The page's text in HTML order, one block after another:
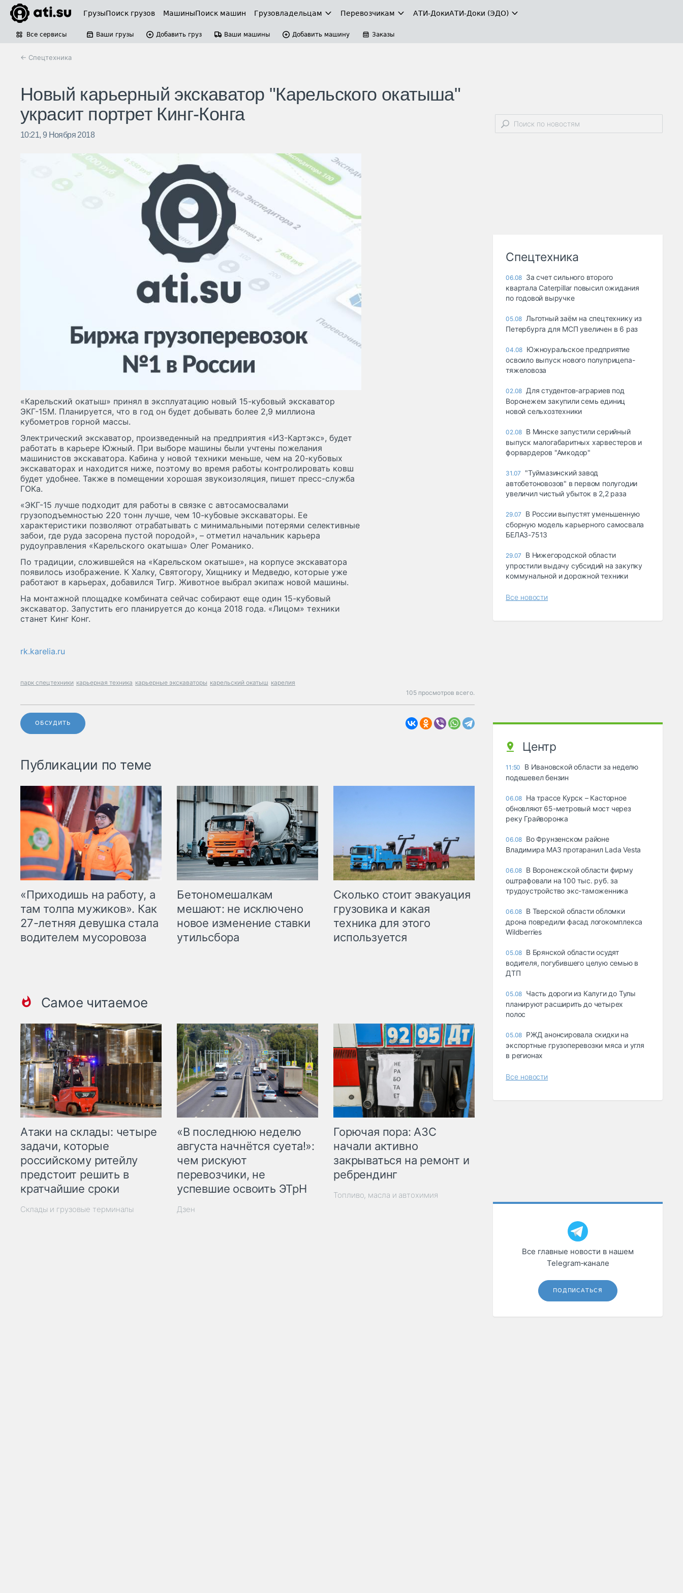
ГрузыПоиск грузов МашиныПоиск машин Грузовладельцам Перевозчикам АТИ-ДокиАТИ-Доки (ЭДО)
Все сервисы Ваши грузы Добавить груз Ваши машины Добавить машину Заказы
← Спецтехника
Новый карьерный экскаватор "Карельского окатыша"
украсит портрет Кинг-Конга
10:21, 9 Ноября 2018
«Карельский окатыш» принял в эксплуатацию новый 15-кубовый экскаватор
ЭКГ-15М. Планируется, что в год он будет добывать более 2,9 миллиона
кубометров горной массы.
Электрический экскаватор, произведенный на предприятия «ИЗ-Картэкс», будет
работать в карьере Южный. При выборе машины были учтены пожелания
машинистов экскаватора. Кабина у новой техники меньше, чем на 20-кубовых
экскаваторах и находится ниже, поэтому во время работы контролировать ковш
будет удобнее. Также в помещении хорошая звукоизоляция, пишет пресс-служба
ГОКа.
«ЭКГ-15 лучше подходит для работы в связке с автосамосвалами
грузоподъемностью 220 тонн лучше, чем 10-кубовые экскаваторы. Ее
характеристики позволяют отрабатывать с минимальными потерями селективные
забои, где руда засорена пустой породой», – отметил начальник карьера
рудоуправления «Карельского окатыша» Олег Романико.
По традиции, сложившейся на «Карельском окатыше», на корпусе экскаватора
появилось изображение. К Халку, Святогору, Хищнику и Медведю, которые уже
работают в карьерах, добавился Тигр. Животное выбрал экипаж новой машины.
На монтажной площадке комбината сейчас собирают еще один 15-кубовый
экскаватор. Запустить его планируется до конца 2018 года. «Лицом» техники
станет Кинг Конг.
rk.karelia.ru
парк спецтехники карьерная техника карьерные экскаваторы карельский окатыш карелия
105 просмотров всего.
ОБСУДИТЬ
Публикации по теме
«Приходишь на работу, а
там толпа мужиков». Как
27-летняя девушка стала
водителем мусоровоза
Бетономешалкам
мешают: не исключено
новое изменение ставки
утильсбора
Сколько стоит эвакуация
грузовика и какая
техника для этого
используется
Самое читаемое
Атаки на склады: четыре
задачи, которые
российскому ритейлу
предстоит решить в
кратчайшие сроки
Склады и грузовые терминалы
«В последнюю неделю
августа начнётся суета!»:
чем рискуют
перевозчики, не
успевшие освоить ЭТрН
Дзен
Горючая пора: АЗС
начали активно
закрываться на ремонт и
ребрендинг
Топливо, масла и автохимия
Спецтехника
06.08 За счет сильного второго
квартала Caterpillar повысил ожидания
по годовой выручке
05.08 Льготный заём на спецтехнику из
Петербурга для МСП увеличен в 6 раз
04.08 Южноуральское предприятие
освоило выпуск нового полуприцепа-
тяжеловоза
02.08 Для студентов-аграриев под
Воронежем закупили семь единиц
новой сельхозтехники
02.08 В Минске запустили серийный
выпуск малогабаритных харвестеров и
форвардеров "Амкодор"
31.07
"Туймазинский завод
автобетоновозов" в первом полугодии
увеличил чистый убыток в 2,2 раза
29.07
В России выпустят уменьшенную
сборную модель карьерного самосвала
БЕЛАЗ-7513
29.07
В Нижегородской области
упростили выдачу субсидий на закупку
коммунальной и дорожной техники
Все новости
Центр
11:50
В Ивановской области за неделю
подешевел бензин
06.08 На трассе Курск – Касторное
обновляют 65-метровый мост через
реку Грайворонка
06.08 Во Фрунзенском районе
Владимира МАЗ протаранил Lada Vesta
06.08 В Воронежской области фирму
оштрафовали на 100 тыс. руб. за
трудоустройство экс-таможенника
06.08 В Тверской области обломки
дрона повредили фасад логокомплекса
Wildberries
05.08 В Брянской области осудят
водителя, погубившего целую семью в
ДТП
05.08 Часть дороги из Калуги до Тулы
планируют расширить до четырех
полос
05.08 РЖД анонсировала скидки на
экспортные грузоперевозки мяса и угля
в регионах
Все новости
Все главные новости в нашем
Telegram‑канале
ПОДПИСАТЬСЯ